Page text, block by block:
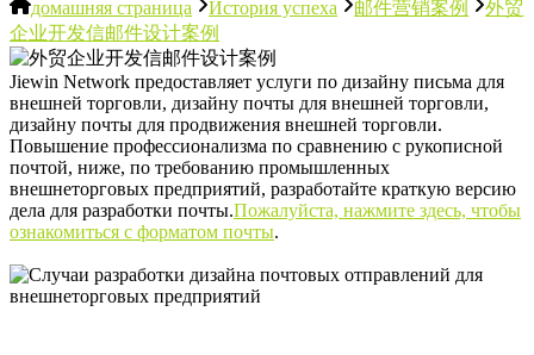
домашняя страница История успеха 邮件营销案例
外贸
企业开发信邮件设计案例
Jiewin Network предоставляет услуги по дизайну письма для
внешней торговли, дизайну почты для внешней торговли,
дизайну почты для продвижения внешней торговли.
Повышение профессионализма по сравнению с рукописной
почтой, ниже, по требованию промышленных
внешнеторговых предприятий, разработайте краткую версию
дела для разработки почты.Пожалуйста, нажмите здесь, чтобы
ознакомиться с форматом почты.